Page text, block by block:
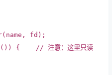
fd);
{
// 注意：这里只读